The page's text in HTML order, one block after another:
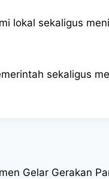
lokal sekaligus
sekaligus
Gelar Gerakan